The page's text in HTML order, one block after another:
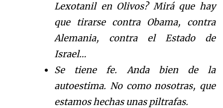
Lexotanil en Olivos? Mirá que hay
que tirarse contra Obama, contra
Alemania, contra el Estado de
Israel…
Se tiene fe. Anda bien de la
autoestima. No como nosotras, que
estamos hechas unas piltrafas.